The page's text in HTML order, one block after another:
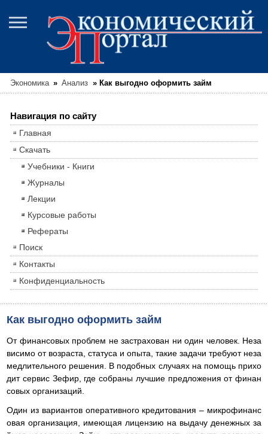
Экономика » Анализ » Как выгодно оформить займ
Навигация по сайту
Главная
Скачать
Учебники - Книги
Журналы
Лекции
Курсовые работы
Рефераты
Поиск
Контакты
Конфиденциальность
Как выгодно оформить займ
От финансовых проблем не застрахован ни один человек. Неза
висимо от возраста, статуса и опыта, такие задачи требуют неза
медлительного решения. В подобных случаях на помощь прихо
дит сервис Зефир, где собраны лучшие предложения от финан
совых организаций.
Один из вариантов оперативного кредитования – микрофинанс
овая организация, имеющая лицензию на выдачу денежных за